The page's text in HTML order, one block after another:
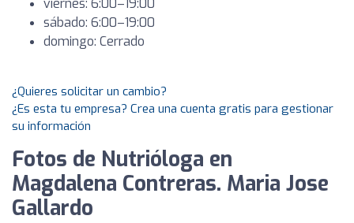
viernes: 6:00–19:00
sábado: 6:00–19:00
domingo: Cerrado
¿Quieres solicitar un cambio?
¿Es esta tu empresa? Crea una cuenta gratis para gestionar
su información
Fotos de Nutrióloga en
Magdalena Contreras. Maria Jose
Gallardo